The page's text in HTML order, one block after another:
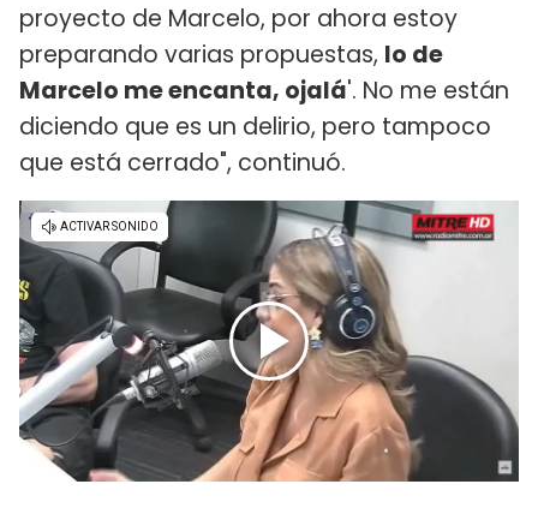
proyecto de Marcelo, por ahora estoy
preparando varias propuestas, lo de
Marcelo me encanta, ojalá'. No me están
diciendo que es un delirio, pero tampoco
que está cerrado", continuó.